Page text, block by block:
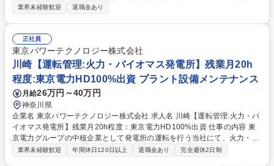
活躍していただける仲間を募集しています。リニューアルオープンに伴
づくりにも携わっていただきます。 ■チェックイン、チェックアウト業務
■ベルスタッフ業務■宿泊ゲスト、VIPの対応■客室清掃、ベッドメイキン
グ■客室のインスペクション■新人スタッフへの教育、など （変更の範
囲）ホテルの運営に関する各種業務 募集職種 【箱根】ホテルフロント（2
026年秋頃リニューアルオープン）福利厚生◎
業界未経験歓迎 退職金あり
正社員
東京パワーテクノロジー株式会社
川崎【運転管理:火力・バイオマス発電所】残業月20h
程度:東京電力HD100%出資 プラント設備メンテナンス
月給26万円～40万円
神奈川県
企業名 東京パワーテクノロジー株式会社 求人名 川崎【運転管理:火力・バ
イオマス発電所】残業月20h程度：東京電力HD100%出資 仕事の内容 東
京電力グループの中核企業として発電所の運転を行う当社にて、火力・バ
イオマス等の発電設備の運転管理（水処理）業務をお任せします。常に安
業界未経験歓迎 年間休日120日以上 退職金あり 完全週休2日制